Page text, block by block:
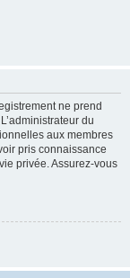
ne prend
du
aux membres
pris connaissance
privée. Assurez-vous